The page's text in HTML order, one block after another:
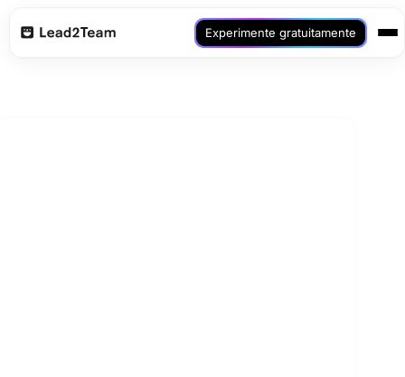
Experimente gratuitamente